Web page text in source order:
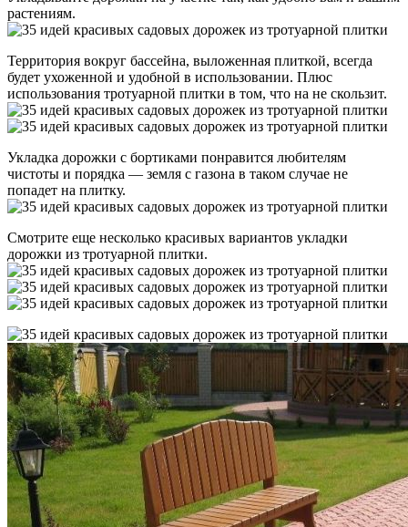
растениям.
Территория вокруг бассейна, выложенная плиткой, всегда
будет ухоженной и удобной в использовании. Плюс
использования тротуарной плитки в том, что на не скользит.
Укладка дорожки с бортиками понравится любителям
чистоты и порядка — земля с газона в таком случае не
попадет на плитку.
Смотрите еще несколько красивых вариантов укладки
дорожки из тротуарной плитки.